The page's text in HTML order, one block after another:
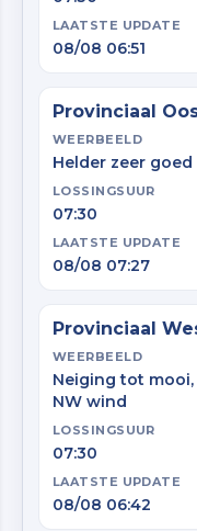
LAATSTE UPDATE
08/08 06:51
Provinciaal
WEERBEELD
Helder zeer
LOSSINGSUUR
07:30
LAATSTE UPDATE
08/08 07:27
Provinciaal
WEERBEELD
Neiging tot
NW wind
LOSSINGSUUR
07:30
LAATSTE UPDATE
08/08 06:42